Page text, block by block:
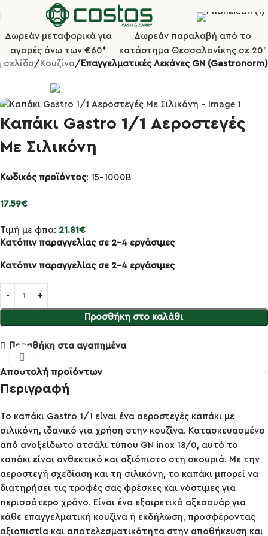
Δωρεάν μεταφορικά για
αγορές άνω των €60*
Δωρεάν παραλαβή από το
κατάστημα Θεσσαλονίκης σε 20'
σελίδα
Κουζίνα Επαγγελματικές Λεκάνες GN (Gastronorm)
Καπάκι Gastro 1/1 Αεροστεγές
Με Σιλικόνη
Κωδικός προϊόντος: 15-1000Β
17.59€
Τιμή με φπα: 21.81 €
Κατόπιν παραγγελίας σε 2-4 εργάσιμες
Κατόπιν παραγγελίας σε 2-4 εργάσιμες
Προσθήκη στο καλάθι
Προσθήκη στα αγαπημένα
Αποστολή προϊόντων
Περιγραφή
Το καπάκι Gastro 1/1 είναι ένα αεροστεγές καπάκι με
σιλικόνη, ιδανικό για χρήση στην κουζίνα. Κατασκευασμένο
από ανοξείδωτο ατσάλι τύπου GN inox 18/0, αυτό το
καπάκι είναι ανθεκτικό και αξιόπιστο στη σκουριά. Με την
αεροστεγή σχεδίαση και τη σιλικόνη, το καπάκι μπορεί να
διατηρήσει τις τροφές σας φρέσκες και νόστιμες για
περισσότερο χρόνο. Είναι ένα εξαιρετικό αξεσουάρ για
κάθε επαγγελματική κουζίνα ή εκδήλωση, προσφέροντας
αξιοπιστία και αποτελεσματικότητα στην αποθήκευση και